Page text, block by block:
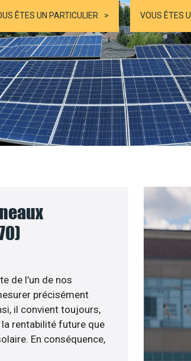
ÊTES UN PARTICULIER VOUS ÊTES
de l’un de nos
précisément
il convient toujours,
rentabilité future que
En conséquence,